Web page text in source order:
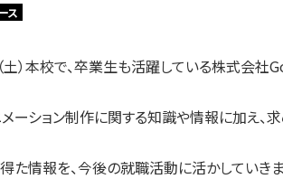
ス
）本校で、卒業生も活躍している株式会
メーション制作に関する知識や情報に加え
た情報を、今後の就職活動に活かしていきま